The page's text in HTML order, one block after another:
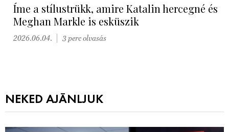
Íme a stílustrükk, amire Katalin hercegné és
Meghan Markle is esküszik
2026.06.04. 3 perc olvasás
NEKED AJÁNLJUK